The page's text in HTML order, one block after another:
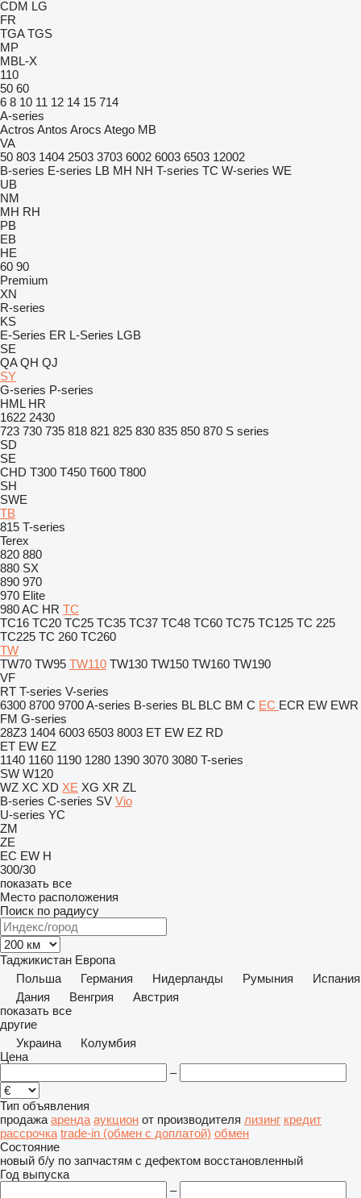
CDM LG
FR
TGA TGS
MP
MBL-X
110
50 60
6 8 10 11 12 14 15 714
A-series
Actros Antos Arocs Atego MB
VA
50 803 1404 2503 3703 6002 6003 6503 12002
B-series E-series LB MH NH T-series TC W-series WE
UB
NM
MH RH
PB
EB
HE
60 90
Premium
XN
R-series
KS
E-Series ER L-Series LGB
SE
QA QH QJ
SY
G-series P-series
HML HR
1622 2430
723 730 735 818 821 825 830 835 850 870 S series
SD
SE
CHD T300 T450 T600 T800
SH
SWE
TB
815 T-series
Terex
820 880
880 SX
890 970
970 Elite
980AC HR TC
TC16 TC20 TC25 TC35 TC37 TC48 TC60 TC75 TC125 TC 225
TC225 TC 260 TC260
TW
TW70 TW95 TW110 TW130 TW150 TW160 TW190
VF
RT T-series V-series
6300 8700 9700A-series B-series BL BLC BM C EC ECR EW EWR
FM G-series
28Z3 1404 6003 6503 8003 ET EW EZ RD
ET EW EZ
1140 1160 1190 1280 1390 3070 3080 T-series
SW W120
WZ XC XD XE XG XR ZL
B-series C-series SV Vio
U-series YC
ZM
ZE
EC EW H
300/30
показать все
Место расположения
Поиск по радиусу
Таджикистан Европа
Польша
Германия Нидерланды Румыния
Испания
Дания
Венгрия
Австрия
показать все
другие
Украина
Колумбия
Цена
–
Тип объявления
продажа аренда аукцион от производителя лизинг кредит
рассрочка trade-in (обмен с доплатой) обмен
Состояние
новый б/у по запчастям с дефектом восстановленный
Год выпуска
–